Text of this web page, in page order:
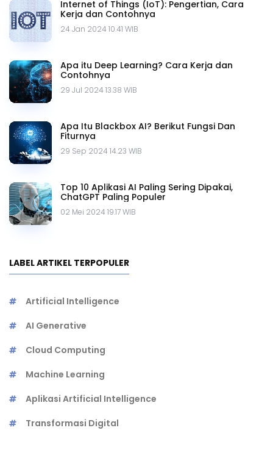
Internet of Things (IoT): Pengertian, Cara
Kerja dan Contohnya
24 Jan 2024 10.41 WIB
Apa itu Deep Learning? Cara Kerja dan
Contohnya
29 Jul 2024 13.38 WIB
Apa Itu Blackbox AI? Berikut Fungsi Dan
Fiturnya
29 Sep 2024 14.23 WIB
Top 10 Aplikasi AI Paling Sering Dipakai,
ChatGPT Paling Populer
02 Mei 2024 19.17 WIB
LABEL ARTIKEL TERPOPULER
Artificial Intelligence
AI Generative
Cloud Computing
Machine Learning
Aplikasi Artificial Intelligence
Transformasi Digital